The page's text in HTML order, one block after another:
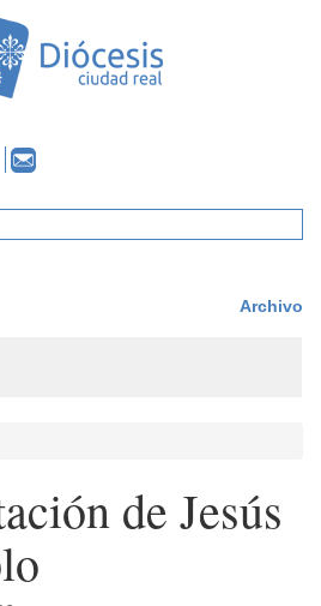
Archivo
de Jesús